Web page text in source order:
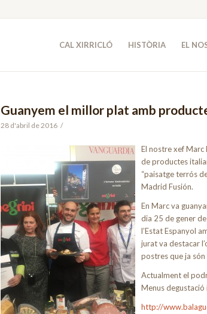
CAL XIRRICLÓ HISTÒRIA EL
Guanyem el millor plat amb
28 d'abril de 2016 /
El nostrexef Marc
de productes
“paisatge terrós
Madrid Fusión.
En Marc va
dia 25 de gener
l’Estat Espanyol
jurat va destacar
postres que ja
Actualment el
Menus degustació
http://